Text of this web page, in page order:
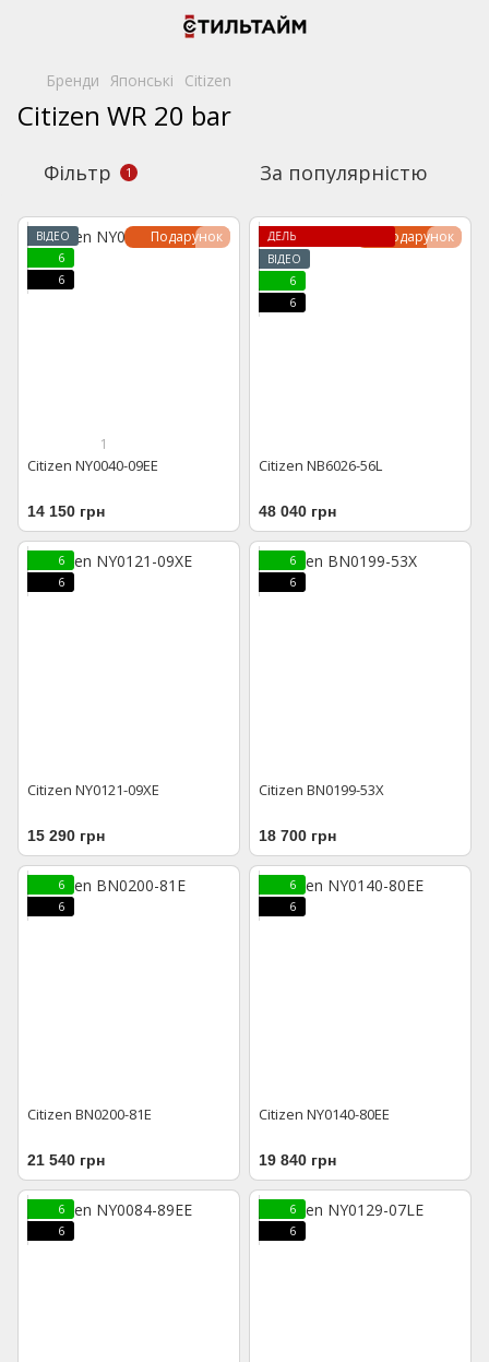
Бренди Японські Citizen
Citizen WR 20 bar
Фільтр 1 За популярністю
Подарунок
ВІДЕО
6
6
1
Citizen NY0040-09EE
14 150 грн
Подарунок
ЛІМІТОВАНА
ВІДЕО
6
6
Citizen NB6026-56L
48 040 грн
6
6
Citizen NY0121-09XE
15 290 грн
6
6
Citizen BN0199-53X
18 700 грн
6
6
Citizen BN0200-81E
21 540 грн
6
6
Citizen NY0140-80EE
19 840 грн
6
6
6
6